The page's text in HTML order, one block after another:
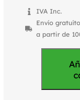
IVA Inc.
Envío
a partir de